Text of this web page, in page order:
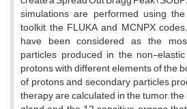
simulations are performed using
toolkit, the FLUKA and MCNPX
have been considered as the
particles produced in the non-
protons with different elements of the
of protons and secondary particles
therapy are calculated in the tumor,